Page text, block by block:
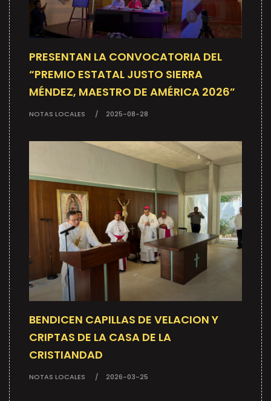
PRESENTAN LA CONVOCATORIA DEL
“PREMIO ESTATAL JUSTO SIERRA
MÉNDEZ, MAESTRO DE AMÉRICA 2026”
NOTAS LOCALES 2025-08-28
BENDICEN CAPILLAS DE VELACION Y
CRIPTAS DE LA CASA DE LA
CRISTIANDAD
NOTAS LOCALES 2026-03-25